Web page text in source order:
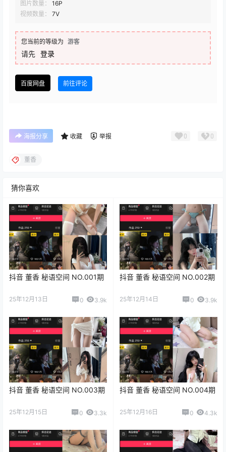
图片数量：
16P
视频数量：
7V
您当前的等级为 游客
请先 登录
百度网盘 前往评论
海报分享 收藏 举报 0 0
董香
猜你喜欢
抖音 董香 秘语空间 NO.001期
25年12月13日 0 3.9k
抖音 董香 秘语空间 NO.002期
25年12月14日 0 3.9k
抖音 董香 秘语空间 NO.003期
25年12月15日 0 3.3k
抖音 董香 秘语空间 NO.004期
25年12月16日 0 4.3k